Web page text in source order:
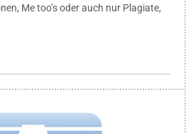
Me too’s oder auch nur Plagiate,